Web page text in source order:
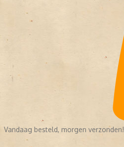
Vandaag besteld, morgen verzonden!